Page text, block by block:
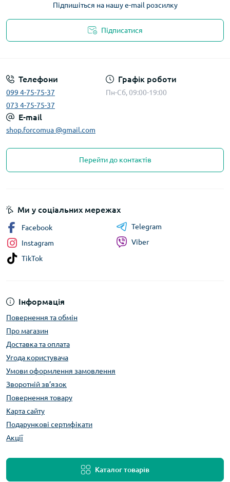
Підпишіться на нашу e-mail розсилку
Підписатися
Телефони
099 4-75-75-37
073 4-75-75-37
Графік роботи
Пн-Сб, 09:00-19:00
E-mail
shop.forcomua @gmail.com
Перейти до контактів
Інформація
Повернення та обмін
Про магазин
Доставка та оплата
Угода користувача
Умови оформлення замовлення
Зворотній зв’язок
Повернення товару
Карта сайту
Подарункові сертифікати
Акції
Каталог товарів
Ми у соціальних мережах
Facebook
Instagram
TikTok
Telegram
Viber